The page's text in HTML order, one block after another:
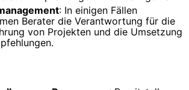
: In einigen Fällen
Berater die Verantwortung für die
von Projekten und die Umsetzung